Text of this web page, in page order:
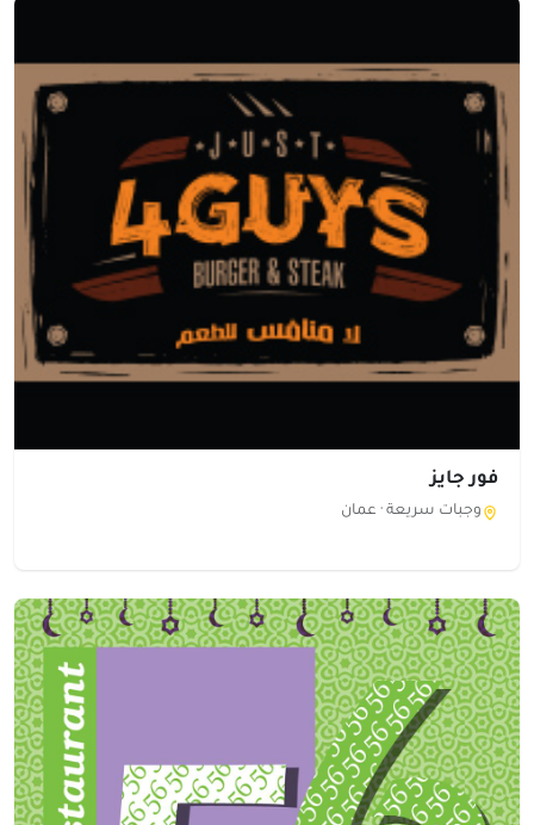
فور جايز
وجبات سريعة · عمان